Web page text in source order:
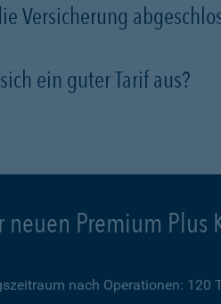
Versicherung
ein guter Tarif aus?
Premium Plus
nach Operationen: 120